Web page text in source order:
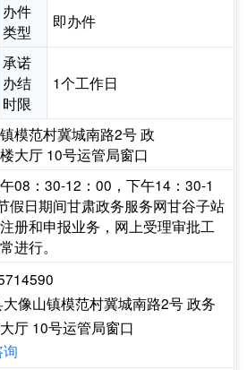
办件
类型
即办件
承诺
办结
时限
1个工作日
模范村冀城南路2号 政
大厅 10号运管局窗口
08：30-12：00，下午14：30-1
假日期间甘肃政务服务网甘谷子站
册和申报业务，网上受理审批工
进行。
像山镇模范村冀城南路2号 政务
厅 10号运管局窗口